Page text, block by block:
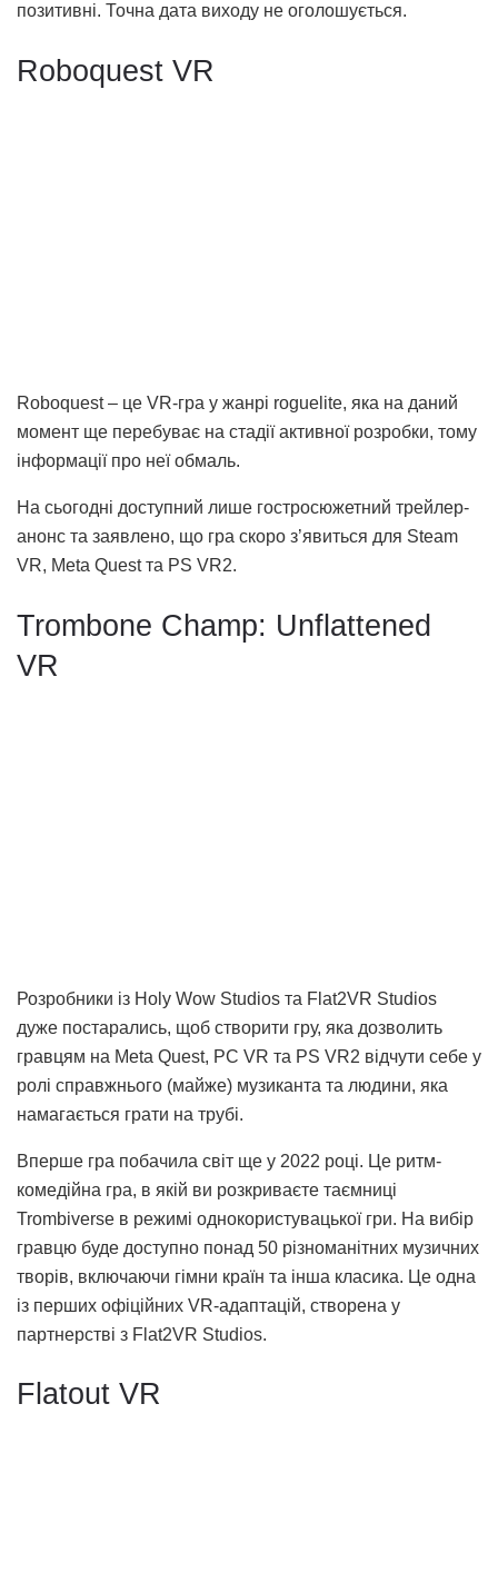
позитивні. Точна дата виходу не оголошується.
Roboquest VR
Roboquest – це VR-гра у жанрі roguelite, яка на даний
момент ще перебуває на стадії активної розробки, тому
інформації про неї обмаль.
На сьогодні доступний лише гостросюжетний трейлер-
анонс та заявлено, що гра скоро з’явиться для Steam
VR, Meta Quest та PS VR2.
Trombone Champ: Unflattened
VR
Розробники із Holy Wow Studios та Flat2VR Studios
дуже постарались, щоб створити гру, яка дозволить
гравцям на Meta Quest, PC VR та PS VR2 відчути себе у
ролі справжнього (майже) музиканта та людини, яка
намагається грати на трубі.
Вперше гра побачила світ ще у 2022 році. Це ритм-
комедійна гра, в якій ви розкриваєте таємниці
Trombiverse в режимі однокористувацької гри. На вибір
гравцю буде доступно понад 50 різноманітних музичних
творів, включаючи гімни країн та інша класика. Це одна
із перших офіційних VR-адаптацій, створена у
партнерстві з Flat2VR Studios.
Flatout VR